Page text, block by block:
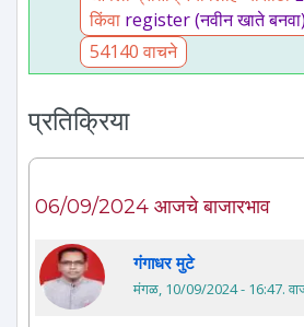
किंवा register (नवीन खाते बनवा)
54140 वाचने
प्रतिक्रिया
06/09/2024 आजचे बाजारभाव
गंगाधर मुटे
मंगळ, 10/09/2024 - 16:47.